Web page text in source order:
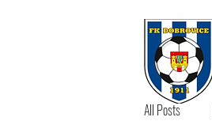
All Posts